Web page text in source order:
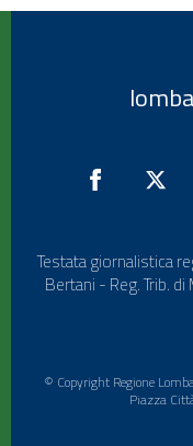
Testata giornalistica
Bertani - Reg. Trib.
© Copyright Regione
Piazza